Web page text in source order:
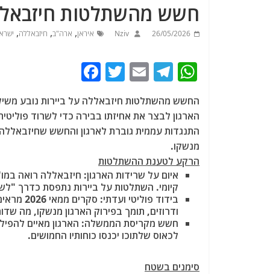
חשש מהשתלטות
26/05/2026
Nziv איראן, ארה"ב, חיזבאללה,
W
at
s
A
p
p
T
el
e
g
m
E
ai
l
T
w
itt
er
c
e
o
o
k
החשש מהשתלטות חיזבאללה על ביירות נובע
הארגון לבצר את אחיזתו בבירה כדי לשרוד
התנגדות עממית גוברת לארגון והחשש
מנשקו.
הרקע לטענת ההשתלטות
איום על שרידות הארגון: חיזבאללה רואה
קיומי. השתלטות על ביירות נתפסת כדרך
ודרוזים, תומך בפירוק הארגון מנשקו, מה
חשש מקריסת הממשלה: הארגון מאיים
לכאוס שלתוכו יכנסו כוחותיו החמושים.
סימנים בשטח